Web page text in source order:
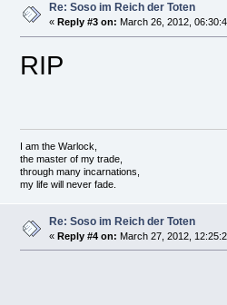
Re: Soso im Reich der Toten
« Reply #3 on: March 26, 2012,
RIP
I am the Warlock,
the master of my trade,
through many incarnations,
my life will never fade.
Re: Soso im Reich der Toten
« Reply #4 on: March 27, 2012,